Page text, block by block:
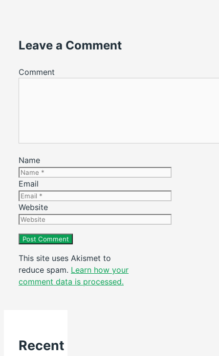
Leave a Comment
Comment
Name
Email
Website
This site uses Akismet to
reduce spam. Learn how your
comment data is processed.
Recent